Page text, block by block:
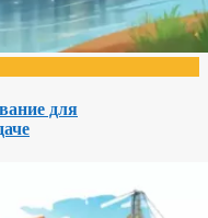
для